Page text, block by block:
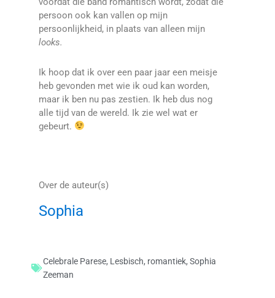
persoon ook kan vallen op mijn
persoonlijkheid, in plaats van alleen mijn
looks.
Ik hoop dat ik over een paar jaar een meisje
heb gevonden met wie ik oud kan worden,
maar ik ben nu pas zestien. Ik heb dus nog
alle tijd van de wereld. Ik zie wel wat er
gebeurt.
Over de auteur(s)
Sophia
Celebrale Parese, Lesbisch, romantiek, Sophia
Zeeman